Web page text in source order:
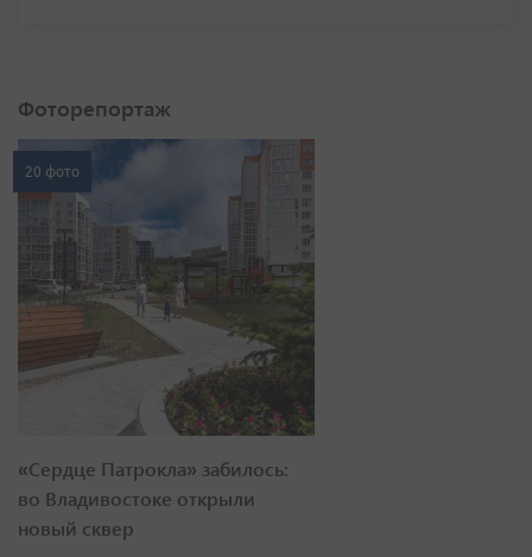
Фоторепортаж
20 фото
«Сердце Патрокла» забилось:
во Владивостоке открыли
новый сквер